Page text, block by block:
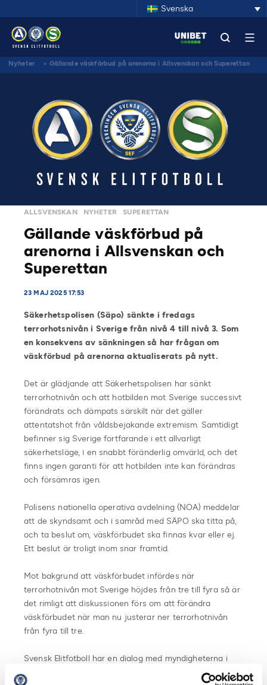
Svenska
Nyheter > Gällande väskförbud på arenorna i Allsvenskan och Superettan
ALLSVENSKAN NYHETER SUPERETTAN
Gällande väskförbud på
arenorna i Allsvenskan och
Superettan
23 MAJ 2025 17:53
Säkerhetspolisen (Säpo) sänkte i fredags
terrorhotsnivån i Sverige från nivå 4 till nivå 3. Som
en konsekvens av sänkningen så har frågan om
väskförbud på arenorna aktualiserats på nytt.
Det är glädjande att Säkerhetspolisen har sänkt
terrorhotnivån och att hotbilden mot Sverige successivt
förändrats och dämpats särskilt när det gäller
attentatshot från våldsbejakande extremism. Samtidigt
befinner sig Sverige fortfarande i ett allvarligt
säkerhetsläge, i en snabbt föränderlig omvärld, och det
finns ingen garanti för att hotbilden inte kan förändras
och försämras igen.
Polisens nationella operativa avdelning (NOA) meddelar
att de skyndsamt och i samråd med SÄPO ska titta på,
och ta beslut om, väskförbudet ska finnas kvar eller ej.
Ett beslut är troligt inom snar framtid.
Mot bakgrund att väskförbudet infördes när
terrorhotnivån mot Sverige höjdes från tre till fyra så är
det rimligt att diskussionen förs om att förändra
väskförbudet när man nu justerar ner terrorhotnivån
från fyra till tre.
Svensk Elitfotboll har en dialog med myndigheterna i
frågan och återkommer så snart det finns mer